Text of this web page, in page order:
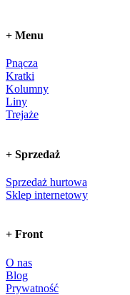
+ Menu
Pnącza
Kratki
Kolumny
Liny
Trejaże
+ Sprzedaż
Sprzedaż hurtowa
Sklep internetowy
+ Front
O nas
Blog
Prywatność